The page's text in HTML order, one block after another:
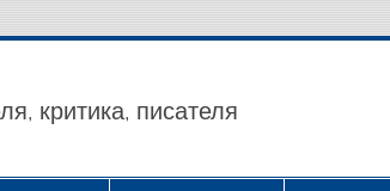
критика, писателя